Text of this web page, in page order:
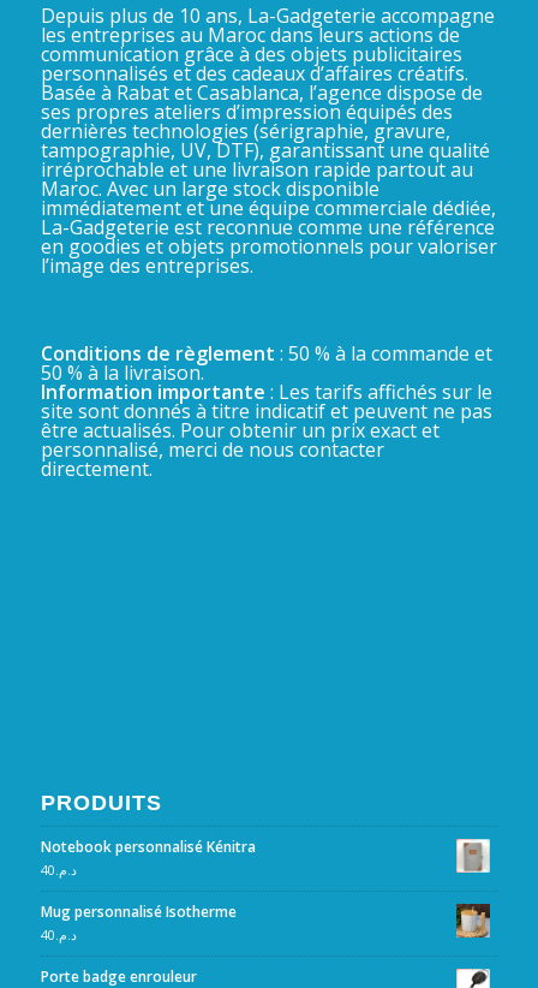
Depuis plus de 10 ans, La-Gadgeterie accompagne
les entreprises au Maroc dans leurs actions de
communication grâce à des objets publicitaires
personnalisés et des cadeaux d’affaires créatifs.
Basée à Rabat et Casablanca, l’agence dispose de
ses propres ateliers d’impression équipés des
dernières technologies (sérigraphie, gravure,
tampographie, UV, DTF), garantissant une qualité
irréprochable et une livraison rapide partout au
Maroc. Avec un large stock disponible
immédiatement et une équipe commerciale dédiée,
La-Gadgeterie est reconnue comme une référence
en goodies et objets promotionnels pour valoriser
l’image des entreprises.
Conditions de règlement : 50 % à la commande et
50 % à la livraison.
Information importante : Les tarifs affichés sur le
site sont donnés à titre indicatif et peuvent ne pas
être actualisés. Pour obtenir un prix exact et
personnalisé, merci de nous contacter
directement.
PRODUITS
Notebook personnalisé Kénitra
د.م. 40
Mug personnalisé Isotherme
د.م. 40
Porte badge enrouleur